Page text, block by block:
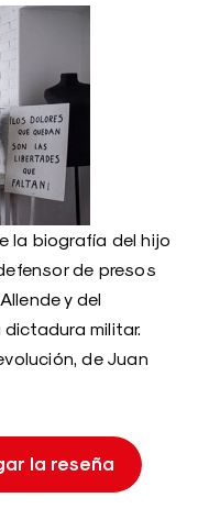
la biografía del hijo
de presos
y del
militar.
de Juan
la reseña